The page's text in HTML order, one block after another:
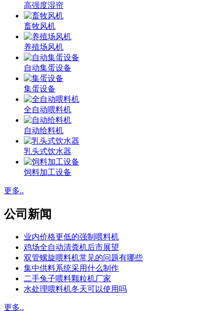
高强度湿帘
畜牧风机
养殖场风机
自动集蛋设备
集蛋设备
全自动喂料机
自动给料机
乳头式饮水器
饲料加工设备
更多..
公司新闻
业内价格更低的强制喂料机
鸡场全自动清粪机后市展望
双管螺旋喂料机常见的问题有哪些
集中供料系统采用什么制作
二手兔子喂料颗粒机厂家
水处理喂料机冬天可以使用吗
更多..